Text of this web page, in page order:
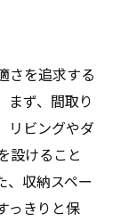
さを追求する
まず、間取り
リビングやダ
設けること
、収納スペー
っきりと保